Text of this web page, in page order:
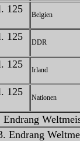
125
Belgien
125
DDR
125
Irland
125
Nationen
Endrang
Endrang